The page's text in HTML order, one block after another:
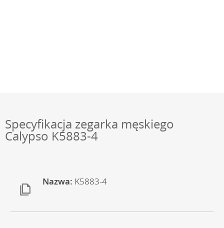
Specyfikacja zegarka męskiego
Calypso K5883-4
Nazwa: K5883-4